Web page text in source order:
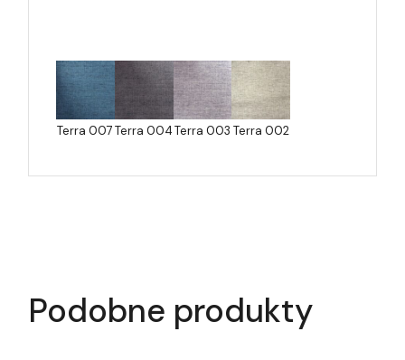
Terra 007Terra 004Terra 003 Terra 002
Podobne produkty